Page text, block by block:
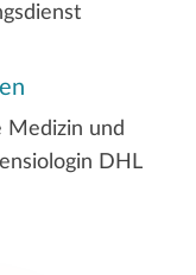
Medizin und
DHL